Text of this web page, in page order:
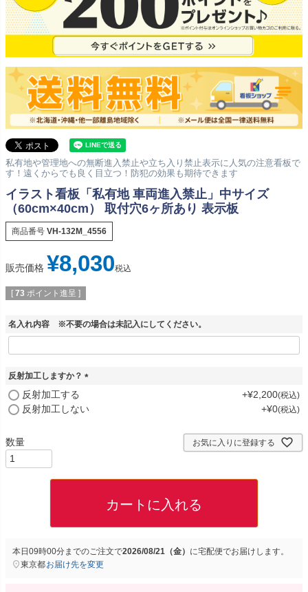
私有地や管理地への無断進入禁止や立ち入り禁止表示に人気の注意看板で
す！遠くからでも良く目立つ！防犯の効果も期待できます
イラスト看板「私有地 車両進入禁止」中サイズ
（60cm×40cm） 取付穴6ヶ所あり 表示板
商品番号 VH-132M_4556
販売価格 ¥8,030税込
[ 73 ポイント進呈 ]
名入れ内容 ※不要の場合は未記入にしてください。
反射加工しますか？
反射加工する +¥2,200 税込
反射加工しない +¥0 税込
お気に入りに登録する
カートに入れる
本日09時00分までのご注文で2026/08/21（金） に宅配便でお届けします。
東京都お届け先を変更